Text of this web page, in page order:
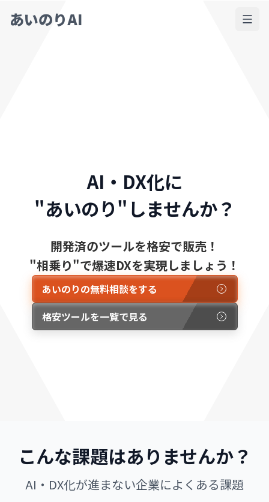
あいのりAI
AI・DX化に
"あいのり"しませんか？
開発済のツールを格安で販売！
"相乗り"で爆速DXを実現しましょう！
あいのりの無料相談をする
格安ツールを一覧で見る
こんな課題はありませんか？
AI・DX化が進まない企業によくある課題